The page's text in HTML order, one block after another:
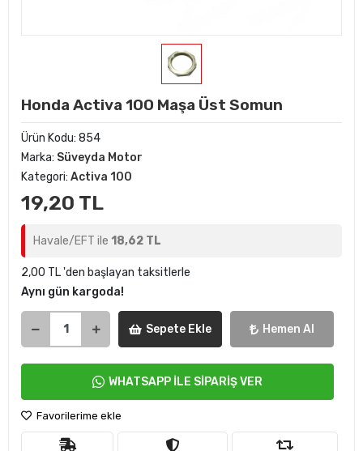
Honda Activa 100 Maşa Üst Somun
Ürün Kodu: 854
Marka: Süveyda Motor
Kategori: Activa 100
19,20 TL
Havale/EFT ile 18,62 TL
2,00 TL 'den başlayan taksitlerle
Aynı gün kargoda!
Sepete Ekle Hemen Al
WHATSAPP İLE SİPARİŞ VER
Favorilerime ekle